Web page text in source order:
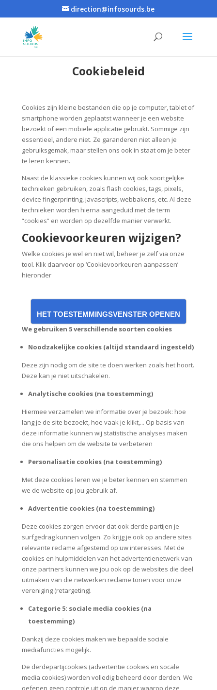
direction@infosourds.be
Cookiebeleid
Cookies zijn kleine bestanden die op je computer, tablet of
smartphone worden geplaatst wanneer je een website
bezoekt of een mobiele applicatie gebruikt. Sommige zijn
essentieel, andere niet. Ze garanderen niet alleen je
gebruiksgemak, maar stellen ons ook in staat om je beter
te leren kennen.
Naast de klassieke cookies kunnen wij ook soortgelijke
technieken gebruiken, zoals flash cookies, tags, pixels,
device fingerprinting, javascripts, webbakens, etc. Al deze
technieken worden hierna aangeduid met de term
“cookies” en worden op dezelfde manier verwerkt.
Cookievoorkeuren wijzigen?
Welke cookies je wel en niet wil, beheer je zelf via onze
tool. Klik daarvoor op ‘Cookievoorkeuren aanpassen’
hieronder
HET TOESTEMMINGSVENSTER OPENEN
We gebruiken 5 verschillende soorten cookies
Noodzakelijke cookies (altijd standaard ingesteld)
Deze zijn nodig om de site te doen werken zoals het hoort.
Deze kan je niet uitschakelen.
Analytische cookies (na toestemming)
Hiermee verzamelen we informatie over je bezoek: hoe
lang je de site bezoekt, hoe vaak je klikt,... Op basis van
deze informatie kunnen wij statistische analyses maken
die ons helpen om de website te verbeteren
Personalisatie cookies (na toestemming)
Met deze cookies leren we je beter kennen en stemmen
we de website op jou gebruik af.
Advertentie cookies (na toestemming)
Deze cookies zorgen ervoor dat ook derde partijen je
surfgedrag kunnen volgen. Zo krijg je ook op andere sites
relevante reclame afgestemd op uw interesses. Met de
cookies en hulpmiddelen van het advertentienetwerk van
onze partners kunnen we jou ook op de websites die deel
uitmaken van die netwerken reclame tonen voor onze
vereniging (retargeting).
Categorie 5: sociale media cookies (na
toestemming)
Dankzij deze cookies maken we bepaalde sociale
mediafuncties mogelijk.
De derdepartijcookies (advertentie cookies en socale
media cookies) worden volledig beheerd door derden. We
oefenen geen controle uit op de manier waarop deze